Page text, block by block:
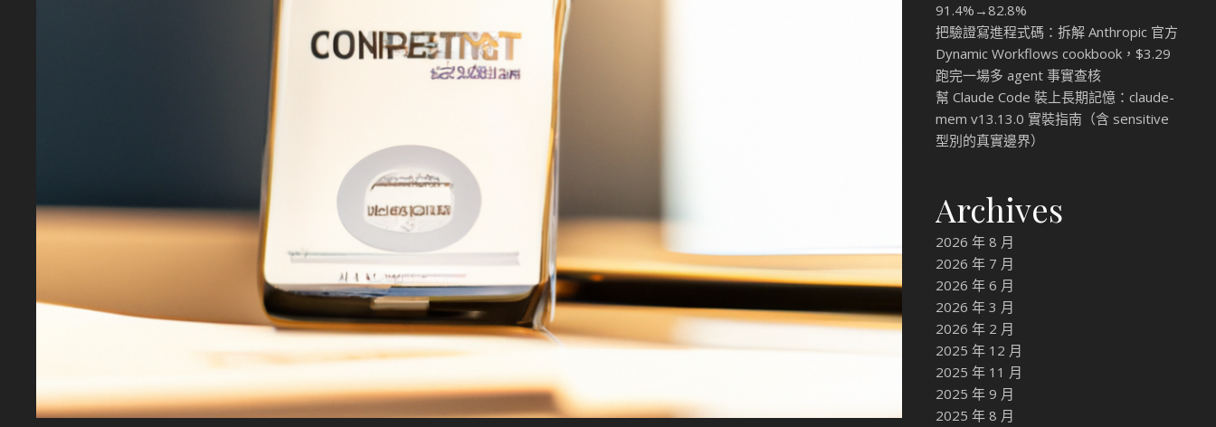
91.4%→82.8%
把驗證寫進程式碼：拆解 Anthropic 官方
Dynamic Workflows cookbook，$3.29
跑完一場多 agent 事實查核
幫 Claude Code 裝上長期記憶：claude-
mem v13.13.0 實裝指南（含 sensitive
型別的真實邊界）
Archives
2026 年 8 月
2026 年 7 月
2026 年 6 月
2026 年 3 月
2026 年 2 月
2025 年 12 月
2025 年 11 月
2025 年 9 月
2025 年 8 月